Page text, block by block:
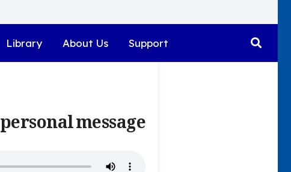
Library About Us Support
personal message